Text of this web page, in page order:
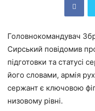
Головнокомандувач
Сирський повідомив
підготовки та статусі
його словами, армія
сержант є ключовою
низовому рівні.